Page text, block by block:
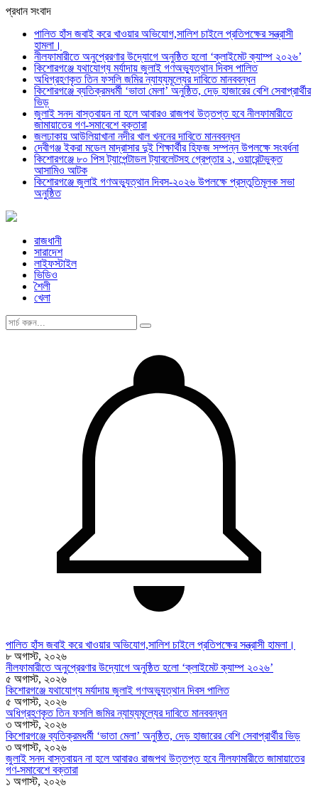
প্রধান সংবাদ
পালিত হাঁস জবাই করে খাওয়ার অভিযোগ,সালিশ চাইলে প্রতিপক্ষের সন্ত্রাসী
হামলা।
নীলফামারীতে অনুপ্রেরণার উদ্যোগে অনুষ্ঠিত হলো ‘ক্লাইমেট ক্যাম্প ২০২৬’
কিশোরগঞ্জে যথাযোগ্য মর্যাদায় জুলাই গণঅভ্যুত্থান দিবস পালিত
অধিগ্রহণকৃত তিন ফসলি জমির ন্যায্যমূল্যের দাবিতে মানববন্ধন
কিশোরগঞ্জে ব্যতিক্রমধর্মী ‘ভাতা মেলা’ অনুষ্ঠিত, দেড় হাজারের বেশি সেবাপ্রার্থীর
ভিড়
জুলাই সনদ বাস্তবায়ন না হলে আবারও রাজপথ উত্তপ্ত হবে নীলফামারীতে
জামায়াতের গণ-সমাবেশে বক্তারা
জলঢাকায় আউলিয়াখানা নদীর খাল খননের দাবিতে মানববন্ধন
দেবীগঞ্জ ইকরা মডেল মাদ্রাসার দুই শিক্ষার্থীর হিফজ সম্পন্ন উপলক্ষে সংবর্ধনা
কিশোরগঞ্জে ৮০ পিস ট্যাপেন্টাডল ট্যাবলেটসহ গ্রেপ্তার ২, ওয়ারেন্টভুক্ত
আসামিও আটক
কিশোরগঞ্জে জুলাই গণঅভ্যুত্থান দিবস-২০২৬ উপলক্ষে প্রস্তুতিমূলক সভা
অনুষ্ঠিত
রাজধানী
সারাদেশ
লাইফস্টাইল
ভিডিও
শৈলী
খেলা
পালিত হাঁস জবাই করে খাওয়ার অভিযোগ,সালিশ চাইলে প্রতিপক্ষের সন্ত্রাসী হামলা।
৮ অগাস্ট, ২০২৬
নীলফামারীতে অনুপ্রেরণার উদ্যোগে অনুষ্ঠিত হলো ‘ক্লাইমেট ক্যাম্প ২০২৬’
৫ অগাস্ট, ২০২৬
কিশোরগঞ্জে যথাযোগ্য মর্যাদায় জুলাই গণঅভ্যুত্থান দিবস পালিত
৫ অগাস্ট, ২০২৬
অধিগ্রহণকৃত তিন ফসলি জমির ন্যায্যমূল্যের দাবিতে মানববন্ধন
৩ অগাস্ট, ২০২৬
কিশোরগঞ্জে ব্যতিক্রমধর্মী ‘ভাতা মেলা’ অনুষ্ঠিত, দেড় হাজারের বেশি সেবাপ্রার্থীর ভিড়
৩ অগাস্ট, ২০২৬
জুলাই সনদ বাস্তবায়ন না হলে আবারও রাজপথ উত্তপ্ত হবে নীলফামারীতে জামায়াতের
গণ-সমাবেশে বক্তারা
১ অগাস্ট, ২০২৬